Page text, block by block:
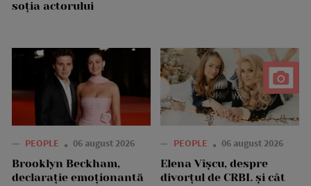
soția actorului
— PEOPLE 06 august 2026
Brooklyn Beckham,
declarație emoționantă
— PEOPLE 06 august 2026
Elena Vîșcu, despre
divorțul de CRBL și cât